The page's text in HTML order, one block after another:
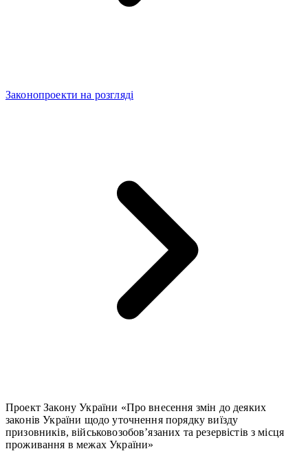
Законопроекти на розгляді
Проект Закону України «Про внесення змін до деяких
законів України щодо уточнення порядку виїзду
призовників, військовозобов’язаних та резервістів з місця
проживання в межах України»